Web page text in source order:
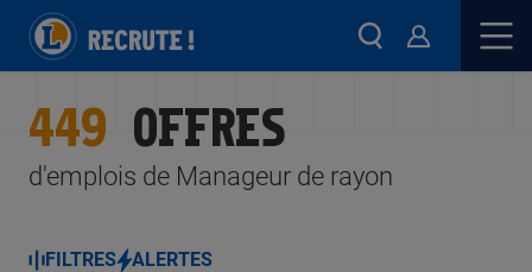
449 OFFRES
d'emplois de Manageur de rayon
FILTRES ALERTES